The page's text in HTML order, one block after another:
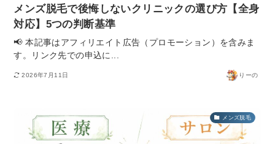
メンズ脱毛で後悔しないクリニックの選び方【全身
対応】5つの判断基準
📢 本記事はアフィリエイト広告（プロモーション）を含みま
す。リンク先での申込に...
2026年7月11日 りーの
メンズ脱毛